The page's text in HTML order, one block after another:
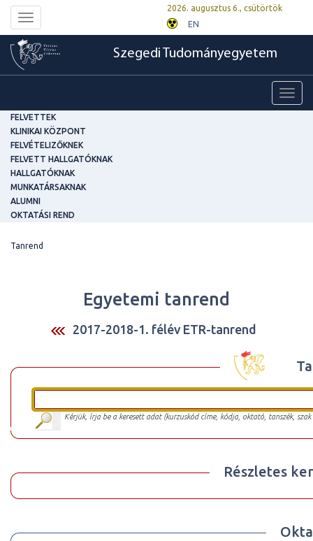
Toggle
navigation
2026. augusztus 6., csütörtök
EN
Szegedi Tudományegyetem
FELVETTEK
KLINIKAI KÖZPONT
FELVÉTELIZŐKNEK
FELVETT HALLGATÓKNAK
HALLGATÓKNAK
MUNKATÁRSAKNAK
ALUMNI
OKTATÁSI REND
Tanrend
Egyetemi tanrend
2017-2018-1. félév ETR-tanrend
Kérjük, írja be a keresett adat (kurzuskód címe, kódja, oktató, tanszék,
Részletes